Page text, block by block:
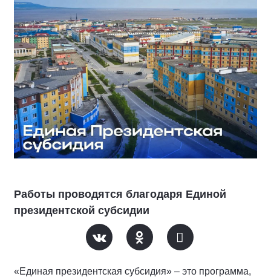
Работы проводятся благодаря Единой
президентской субсидии
«Единая президентская субсидия» – это программа,